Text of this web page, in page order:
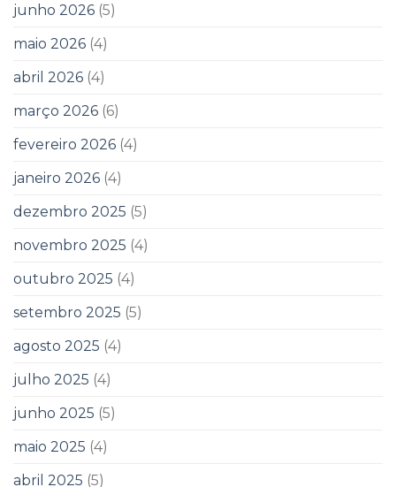
junho 2026 (5)
maio 2026 (4)
abril 2026 (4)
março 2026 (6)
fevereiro 2026 (4)
janeiro 2026 (4)
dezembro 2025 (5)
novembro 2025 (4)
outubro 2025 (4)
setembro 2025 (5)
agosto 2025 (4)
julho 2025 (4)
junho 2025 (5)
maio 2025 (4)
abril 2025 (5)